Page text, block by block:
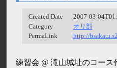
Created Date
2007-03-
Category
オリ部
PermaLink
http://
練習会 @ 滝山城址のコー